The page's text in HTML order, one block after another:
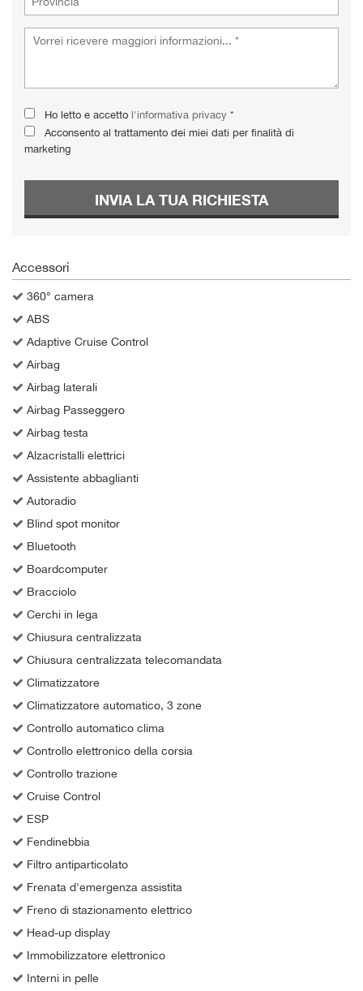
Ho letto e accetto l'informativa privacy *
Acconsento al trattamento dei miei dati per finalità di
marketing
INVIA LA TUA RICHIESTA
Accessori
360° camera
ABS
Adaptive Cruise Control
Airbag
Airbag laterali
Airbag Passeggero
Airbag testa
Alzacristalli elettrici
Assistente abbaglianti
Autoradio
Blind spot monitor
Bluetooth
Boardcomputer
Bracciolo
Cerchi in lega
Chiusura centralizzata
Chiusura centralizzata telecomandata
Climatizzatore
Climatizzatore automatico, 3 zone
Controllo automatico clima
Controllo elettronico della corsia
Controllo trazione
Cruise Control
ESP
Fendinebbia
Filtro antiparticolato
Frenata d'emergenza assistita
Freno di stazionamento elettrico
Head-up display
Immobilizzatore elettronico
Interni in pelle